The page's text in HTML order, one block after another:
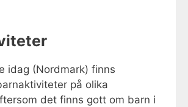
idag (Nordmark) finns
på olika
det finns gott om barn i